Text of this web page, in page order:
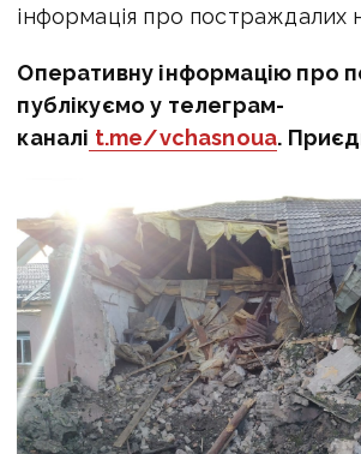
інформація про постраждалих
Оперативну інформацію про
публікуємо у телеграм-
каналі t.me/vchasnoua.